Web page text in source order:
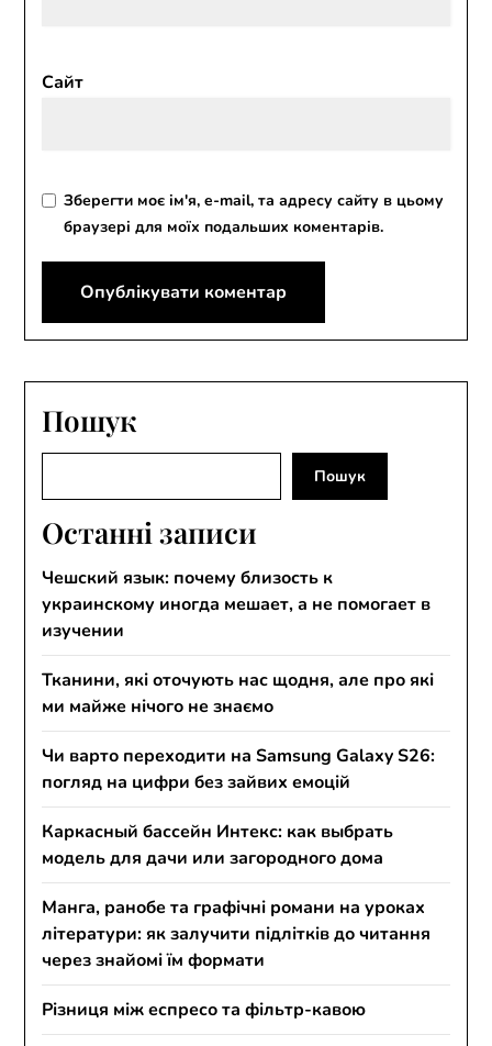
Сайт
Зберегти моє ім'я, e-mail, та адресу сайту в цьому
браузері для моїх подальших коментарів.
Пошук
Пошук
Останні записи
Чешский язык: почему близость к
украинскому иногда мешает, а не помогает в
изучении
Тканини, які оточують нас щодня, але про які
ми майже нічого не знаємо
Чи варто переходити на Samsung Galaxy S26:
погляд на цифри без зайвих емоцій
Каркасный бассейн Интекс: как выбрать
модель для дачи или загородного дома
Манга, ранобе та графічні романи на уроках
літератури: як залучити підлітків до читання
через знайомі їм формати
Різниця між еспресо та фільтр-кавою